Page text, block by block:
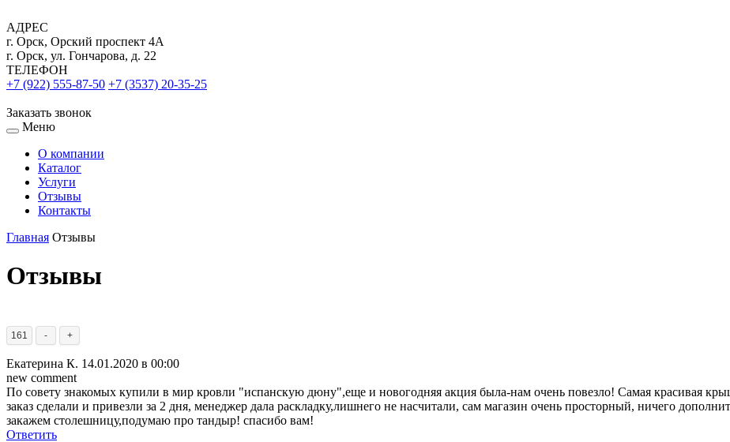
АДРЕС
г. Орск, Орский проспект 4А
г. Орск, ул. Гончарова, д. 22
ТЕЛЕФОН
+7 (922) 555-87-50 +7 (3537) 20-35-25
Заказать звонок
Меню
О компании
Каталог
Услуги
Отзывы
Контакты
Главная Отзывы
Отзывы
161 - +
Екатерина К. 14.01.2020 в 00:00
new comment
По совету знакомых купили в мир кровли "испанскую дюну",еще и новогодняя акция была-нам очень повезло! Самая красивая
заказ сделали и привезли за 2 дня, менеджер дала раскладку,лишнего не насчитали, сам магазин очень просторный, ничего
закажем столешницу,подумаю про тандыр! спасибо вам!
Ответить